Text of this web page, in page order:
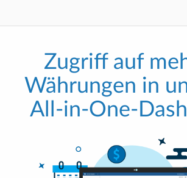
Zugriff auf
Währungen in
All-in-One-